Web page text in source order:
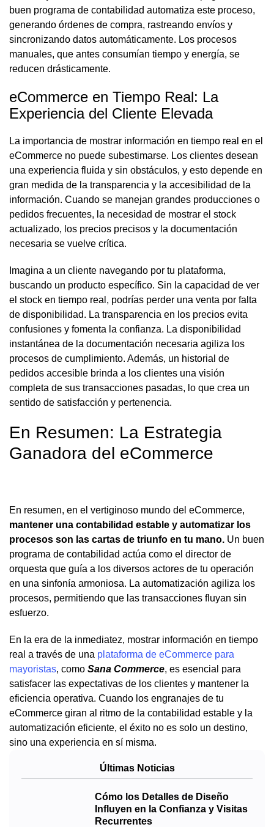
buen programa de contabilidad automatiza este proceso,
generando órdenes de compra, rastreando envíos y
sincronizando datos automáticamente. Los procesos
manuales, que antes consumían tiempo y energía, se
reducen drásticamente.
eCommerce en Tiempo Real: La
Experiencia del Cliente Elevada
La importancia de mostrar información en tiempo real en el
eCommerce no puede subestimarse. Los clientes desean
una experiencia fluida y sin obstáculos, y esto depende en
gran medida de la transparencia y la accesibilidad de la
información. Cuando se manejan grandes producciones o
pedidos frecuentes, la necesidad de mostrar el stock
actualizado, los precios precisos y la documentación
necesaria se vuelve crítica.
Imagina a un cliente navegando por tu plataforma,
buscando un producto específico. Sin la capacidad de ver
el stock en tiempo real, podrías perder una venta por falta
de disponibilidad. La transparencia en los precios evita
confusiones y fomenta la confianza. La disponibilidad
instantánea de la documentación necesaria agiliza los
procesos de cumplimiento. Además, un historial de
pedidos accesible brinda a los clientes una visión
completa de sus transacciones pasadas, lo que crea un
sentido de satisfacción y pertenencia.
En Resumen: La Estrategia
Ganadora del eCommerce
En resumen, en el vertiginoso mundo del eCommerce,
mantener una contabilidad estable y automatizar los
procesos son las cartas de triunfo en tu mano. Un buen
programa de contabilidad actúa como el director de
orquesta que guía a los diversos actores de tu operación
en una sinfonía armoniosa. La automatización agiliza los
procesos, permitiendo que las transacciones fluyan sin
esfuerzo.
En la era de la inmediatez, mostrar información en tiempo
real a través de una plataforma de eCommerce para
mayoristas, como Sana Commerce, es esencial para
satisfacer las expectativas de los clientes y mantener la
eficiencia operativa. Cuando los engranajes de tu
eCommerce giran al ritmo de la contabilidad estable y la
automatización eficiente, el éxito no es solo un destino,
sino una experiencia en sí misma.
Últimas Noticias
Cómo los Detalles de Diseño
Influyen en la Confianza y Visitas
Recurrentes